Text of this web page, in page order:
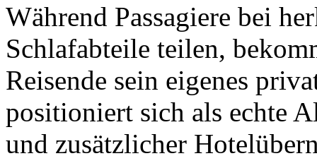
Während Passagiere bei
Schlafabteile teilen,
Reisende sein eigenes
positioniert sich als echte
und zusätzlicher